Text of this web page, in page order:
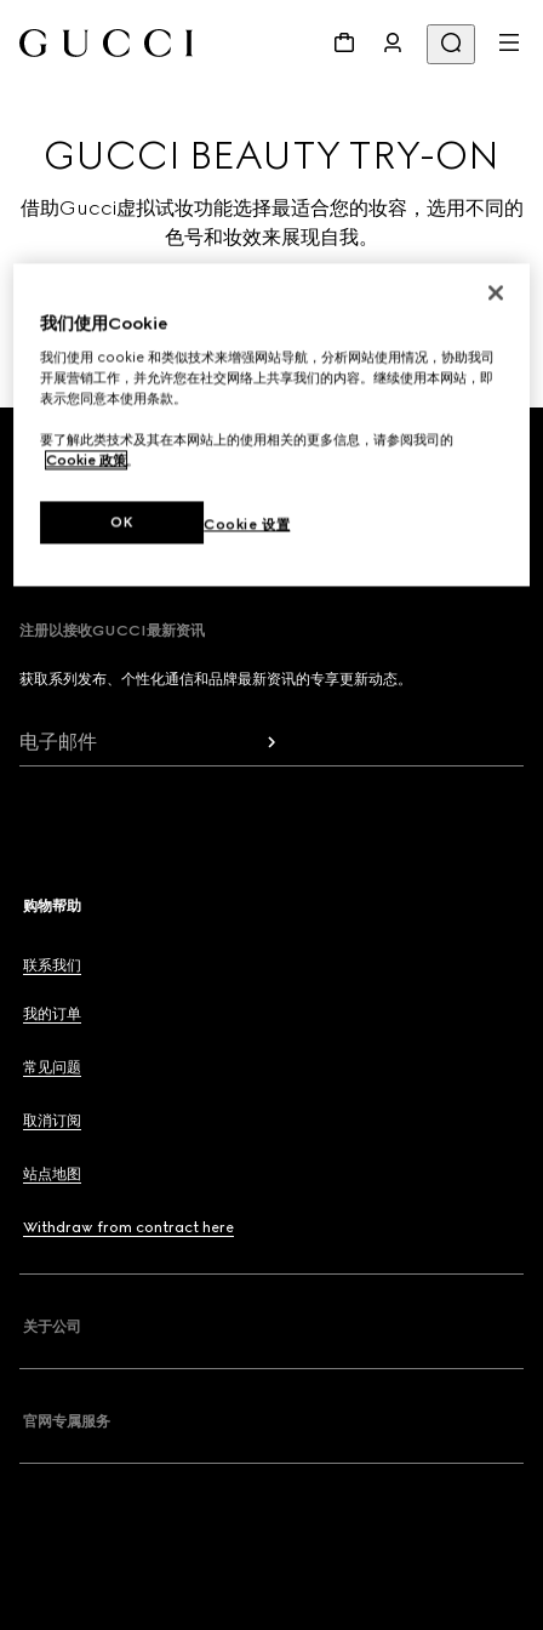
GUCCI BEAUTY TRY-ON
借助Gucci虚拟试妆功能选择最适合您的妆容，选用不同的
色号和妆效来展现自我。
专卖店查询
国家/地区, 城市
注册以接收GUCCI最新资讯
获取系列发布、个性化通信和品牌最新资讯的专享更新动态。
电子邮件
购物帮助
联系我们
我的订单
常见问题
取消订阅
站点地图
Withdraw from contract here
关于公司
官网专属服务
我们使用Cookie
我们使用 cookie 和类似技术来增强网站导航，分析网站使用情况，协助我司
开展营销工作，并允许您在社交网络上共享我们的内容。继续使用本网站，即
表示您同意本使用条款。
要了解此类技术及其在本网站上的使用相关的更多信息，请参阅我司的
Cookie 政策。
Cookie 设置
OK